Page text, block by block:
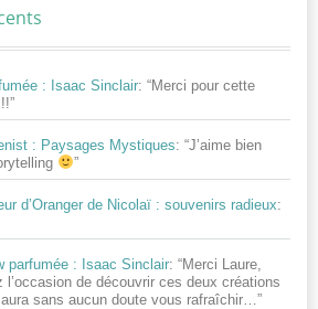
: Isaac Sinclair: “Merci pour cette
”
: Paysages Mystiques: “J’aime bien
”
d’Oranger de Nicolaï : souvenirs radieux:
parfumée : Isaac Sinclair: “Merci Laure,
l’occasion de découvrir ces deux créations
sans aucun doute vous rafraîchir… ”